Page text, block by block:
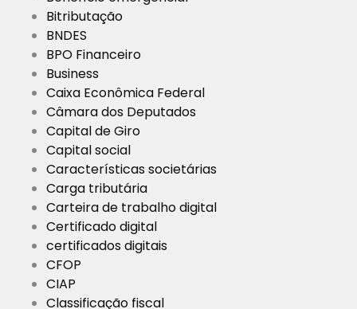
Bitributação
BNDES
BPO Financeiro
Business
Caixa Econômica Federal
Câmara dos Deputados
Capital de Giro
Capital social
Características societárias
Carga tributária
Carteira de trabalho digital
Certificado digital
certificados digitais
CFOP
CIAP
Classificação fiscal